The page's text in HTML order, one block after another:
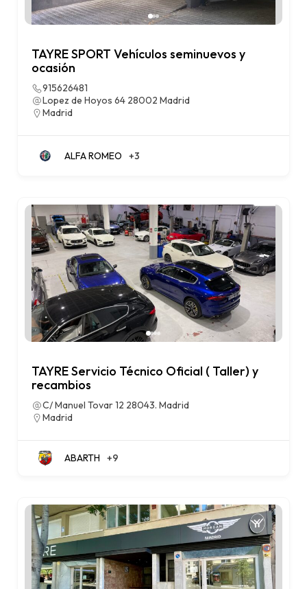
TAYRE SPORT Vehículos seminuevos y
ocasión
915626481
Lopez de Hoyos 64 28002 Madrid
Madrid
ALFA ROMEO +3
TAYRE Servicio Técnico Oficial ( Taller) y
recambios
C/ Manuel Tovar 12 28043. Madrid
Madrid
ABARTH +9